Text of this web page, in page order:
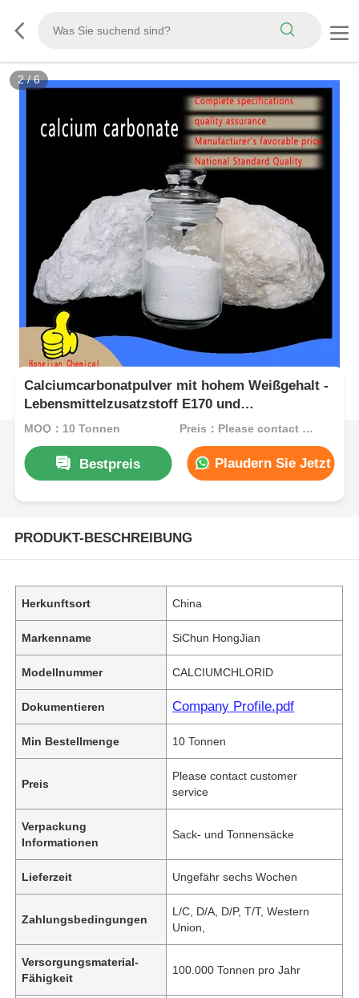
2/6
Calciumcarbonatpulver mit hohem Weißgehalt -
Lebensmittelzusatzstoff E170 und
Kunststofffüllmittel für industrielle
MOQ：10 Tonnen Preis：Please contact customer service
Bestpreis Plaudern Sie Jetzt
PRODUKT-BESCHREIBUNG
Herkunftsort China
Markenname SiChun HongJian
Modellnummer CALCIUMCHLORID
Dokumentieren Company Profile.pdf
Min Bestellmenge 10 Tonnen
Preis
Please contact customer
service
Verpackung
Informationen
Sack- und Tonnensäcke
Lieferzeit Ungefähr sechs Wochen
Zahlungsbedingungen
L/C, D/A, D/P, T/T, Western
Union,
Versorgungsmaterial-
Fähigkeit
100.000 Tonnen pro Jahr